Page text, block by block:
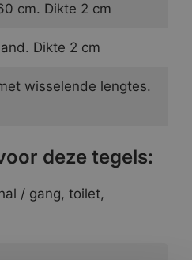
cm. Dikte 2 cm
Dikte 2 cm
wisselende lengtes.
deze tegels:
/ gang, toilet,